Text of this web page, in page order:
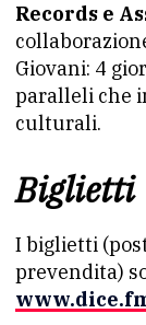
Records e
Giovani: 4
paralleli che
culturali.
Biglietti
I biglietti
prevendita)